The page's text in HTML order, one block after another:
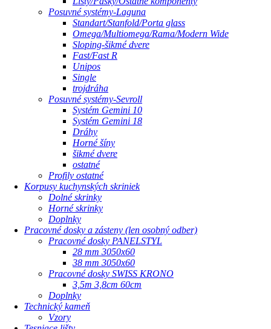
Posuvné systémy-Laguna
Standart/Stanfold/Porta glass
Omega/Multiomega/Rama/Modern Wide
Sloping-šikmé dvere
Fast/Fast R
Unipos
Single
trojdráha
Posuvné systémy-Sevroll
Systém Gemini 10
Systém Gemini 18
Dráhy
Horné šíny
šikmé dvere
ostatné
Profily ostatné
Korpusy kuchynských skriniek
Dolné skrinky
Horné skrinky
Doplnky
Pracovné dosky a zásteny (len osobný odber)
Pracovné dosky PANELSTYL
28 mm 3050x60
38 mm 3050x60
Pracovné dosky SWISS KRONO
3,5m 3,8cm 60cm
Doplnky
Technický kameň
Vzory